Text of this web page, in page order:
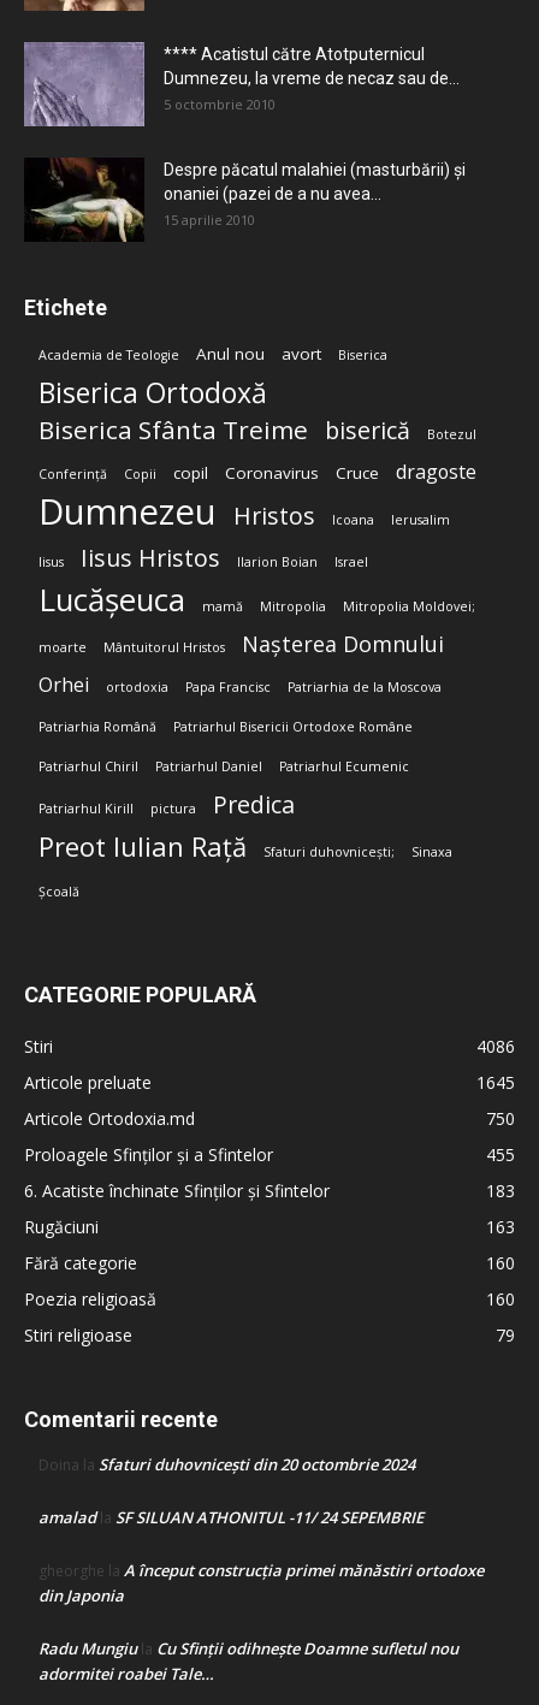
**** Acatistul către Atotputernicul
Dumnezeu, la vreme de necaz sau de...
5 octombrie 2010
Despre păcatul malahiei (masturbării) şi
onaniei (pazei de a nu avea...
15 aprilie 2010
Etichete
Academia de Teologie Anul nou avort Biserica
Biserica Ortodoxă
Biserica Sfânta Treime biserică Botezul
Conferință Copii copil Coronavirus Cruce dragoste
Dumnezeu Hristos Icoana Ierusalim
Iisus Iisus Hristos Ilarion Boian Israel
Lucășeuca mamă Mitropolia Mitropolia Moldovei;
moarte Mântuitorul Hristos Nașterea Domnului
Orhei ortodoxia Papa Francisc Patriarhia de la Moscova
Patriarhia Română Patriarhul Bisericii Ortodoxe Române
Patriarhul Chiril Patriarhul Daniel Patriarhul Ecumenic
Patriarhul Kirill pictura Predica
Preot Iulian Rață Sfaturi duhovnicești; Sinaxa
Școală
CATEGORIE POPULARĂ
Stiri
4086
Articole preluate
1645
Articole Ortodoxia.md
750
Proloagele Sfinților și a Sfintelor
455
6. Acatiste închinate Sfinților și Sfintelor
183
Rugăciuni
163
Fără categorie
160
Poezia religioasă
160
Stiri religioase
79
Comentarii recente
Doina la Sfaturi duhovnicești din 20 octombrie 2024
amaladla SF SILUAN ATHONITUL -11/ 24 SEPEMBRIE
gheorghe la A început construcţia primei mănăstiri ortodoxe
din Japonia
Radu Mungiula Cu Sfinții odihnește Doamne sufletul nou
adormitei roabei Tale…